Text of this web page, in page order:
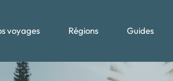
voyages Régions Guides